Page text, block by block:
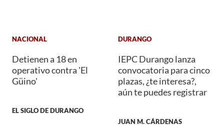
NACIONAL
Detienen a 18 en
operativo contra 'El
Güino'
EL SIGLO DE DURANGO
DURANGO
IEPC Durango lanza
convocatoria para cinco
plazas, ¿te interesa?,
aún te puedes registrar
JUAN M. CÁRDENAS